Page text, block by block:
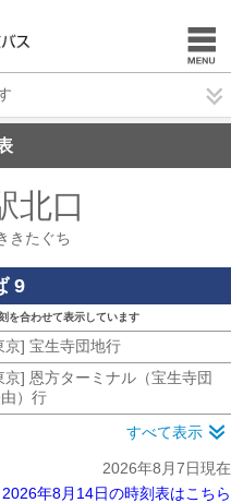
北口
きたぐち
9
を合わせて表示しています
京] 宝生寺団地行
京] 恩方ターミナル（宝生寺団
）行
すべて表示
2026年8月7日現在
年8月14日の時刻表はこちら